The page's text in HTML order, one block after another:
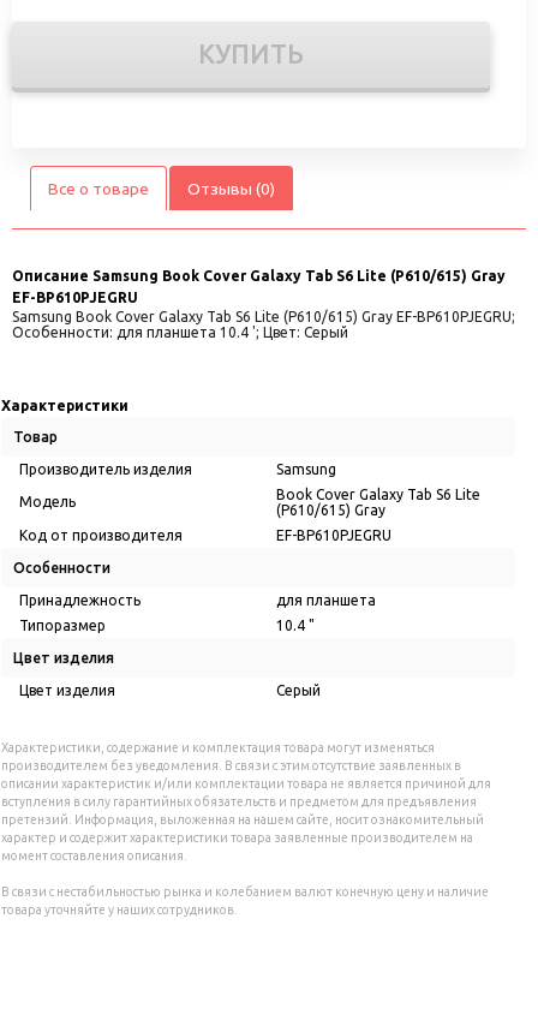
КУПИТЬ
Все о товаре Отзывы (0)
Описание Samsung Book Cover Galaxy Tab S6 Lite (P610/615) Gray
EF-BP610PJEGRU
Samsung Book Cover Galaxy Tab S6 Lite (P610/615) Gray EF-BP610PJEGRU;
Особенности: для планшета 10.4 '; Цвет: Серый
Характеристики
Товар
Производитель изделия Samsung
Модель
Book Cover Galaxy Tab S6 Lite
(P610/615) Gray
Код от производителя
EF-BP610PJEGRU
Особенности
Принадлежность
для планшета
Типоразмер
10.4 "
Цвет изделия
Цвет изделия Серый
Характеристики, содержание и комплектация товара могут изменяться
производителем без уведомления. В связи с этим отсутствие заявленных в
описании характеристик и/или комплектации товара не является причиной для
вступления в силу гарантийных обязательств и предметом для предъявления
претензий. Информация, выложенная на нашем сайте, носит ознакомительный
характер и содержит характеристики товара заявленные производителем на
момент составления описания.
В связи с нестабильностью рынка и колебанием валют конечную цену и наличие
товара уточняйте у наших сотрудников.